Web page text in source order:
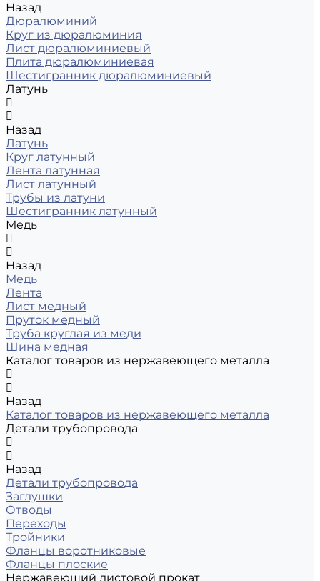
Назад
Дюралюминий
Круг из дюралюминия
Лист дюралюминиевый
Плита дюралюминиевая
Шестигранник дюралюминиевый
Латунь
Назад
Латунь
Круг латунный
Лента латунная
Лист латунный
Трубы из латуни
Шестигранник латунный
Медь
Назад
Медь
Лента
Лист медный
Пруток медный
Труба круглая из меди
Шина медная
Каталог товаров из нержавеющего металла
Назад
Каталог товаров из нержавеющего металла
Детали трубопровода
Назад
Детали трубопровода
Заглушки
Отводы
Переходы
Тройники
Фланцы воротниковые
Фланцы плоские
Нержавеющий листовой прокат